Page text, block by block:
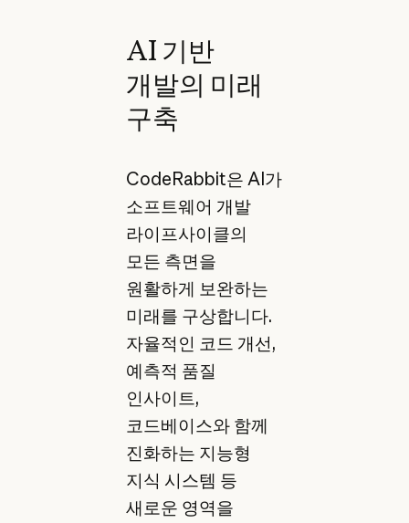
AI 기반
개발의 미래
구축
CodeRabbit은 AI가
소프트웨어 개발
라이프사이클의
모든 측면을
원활하게 보완하는
미래를 구상합니다.
자율적인 코드 개선,
예측적 품질
인사이트,
코드베이스와 함께
진화하는 지능형
지식 시스템 등
새로운 영역을